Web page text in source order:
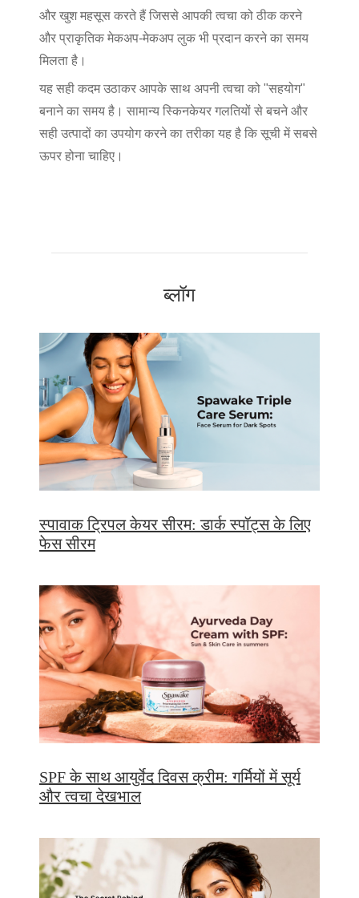
और खुश महसूस करते हैं जिससे आपकी त्वचा को ठीक करने
और प्राकृतिक मेकअप-मेकअप लुक भी प्रदान करने का समय
मिलता है।
यह सही कदम उठाकर आपके साथ अपनी त्वचा को "सहयोग"
बनाने का समय है। सामान्य स्किनकेयर गलतियों से बचने और
सही उत्पादों का उपयोग करने का तरीका यह है कि सूची में सबसे
ऊपर होना चाहिए।
ब्लॉग
स्पावाक ट्रिपल केयर सीरम: डार्क स्पॉट्स के लिए
फेस सीरम
SPF के साथ आयुर्वेद दिवस क्रीम: गर्मियों में सूर्य
और त्वचा देखभाल